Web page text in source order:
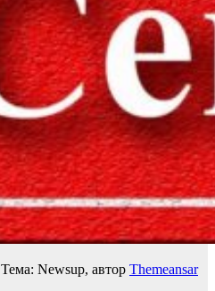
Тема: Newsup, автор Themeansar